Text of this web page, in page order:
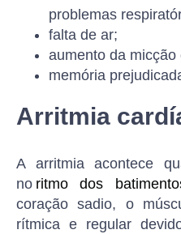
problemas
falta de ar;
aumento da micção
memória
Arritmia
A arritmia acontece
no ritmo dos
coração sadio, o
rítmica e regular